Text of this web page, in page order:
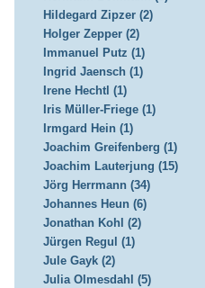
Hildegard Zipzer (2)
Holger Zepper (2)
Immanuel Putz (1)
Ingrid Jaensch (1)
Irene Hechtl (1)
Iris Müller-Friege (1)
Irmgard Hein (1)
Joachim Greifenberg (1)
Joachim Lauterjung (15)
Jörg Herrmann (34)
Johannes Heun (6)
Jonathan Kohl (2)
Jürgen Regul (1)
Jule Gayk (2)
Julia Olmesdahl (5)